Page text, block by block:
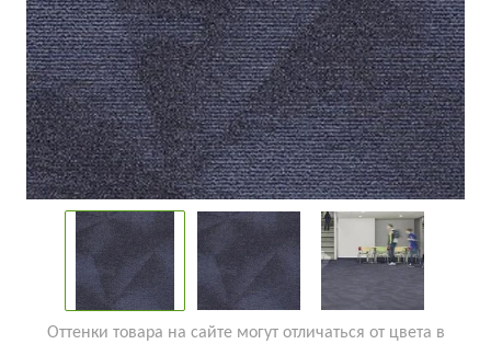
Оттенки товара на сайте могут отличаться от цвета в